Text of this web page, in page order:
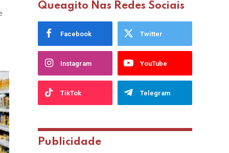
Queagito Nas Redes Sociais
Facebook Twitter
Instagram YouTube
TikTok Telegram
Publicidade